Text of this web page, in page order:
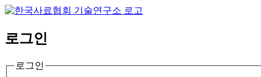
로그인
로그인